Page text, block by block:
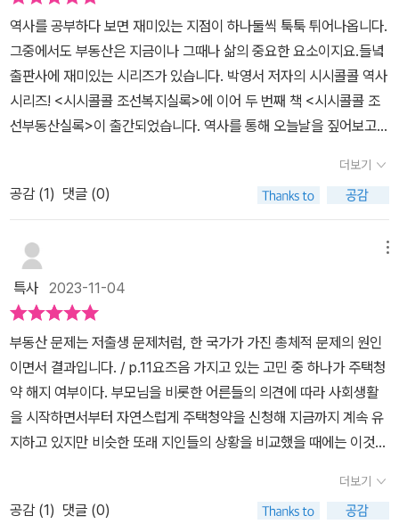
이 바뀐 것이다. 그리하여 약간의 '예외'를 허용한다. 그 약간의 예외
는 결국 토지개혁의 근간을 흔들게 된다. 서울의 사대부를 인정해야
한다는 방침이 예외로 인정되어 계속 세습이 이루어지고, 대토지를
소유한 자산가들은 관리에게 뇌물을 먹이고 면세 혜택을 받거나, 재
해를 입은 것처럼 서류를 조작해 최저 세액을 납부하는 걸로 정리하
기도 한다. 물론 그 해에 거둬야 할 세금의 양은 정해져있기에, 그에
대한 세금을 소규모 자영농들에게 전가시킨다. 결국 세금의 굴레를
벗어나지 못한 이들은 빗을 지게 되고 결국 갚지 못해서(이율 자체가
을 하는 경우도 있었는데, 간척 사업을 통해 땅을 만들어 이윤을 보기
도 한다. 아예 간척 사업을 하는 전문 가족기업도 있었다니 놀라울 따
름이다. 나라 입장에서도 땅을 넓히는 간척 사업을 좋게 보고 면세 혜
택을 주거나, 간척을 한 사람의 소유권을 일정 기간 인정해 주었다고
하니 어렵긴 해도 충분히 승산이 있는 사업임이 틀림없다.​ 그렇다면
집은 어떨까? 지금도 서울에 내 집 마련을 하려면 숨만 쉬고 모아도 2
0년이 걸린다는 말이 있다. 조선도 예외는 아니었다. 서울은 조선시
대부터 줄곧 수도였으니, 당시에도 한양에 집을 갖는 것은 쉽지 않았
이라고 불리는 것으로 공증이 된 집조차 빼앗기는 경우가 있었다고
역사를 공부하다 보면 재미있는 지점이 하나둘씩 툭툭 튀어나옵니다.
그중에서도 부동산은 지금이나 그때나 삶의 중요한 요소이지요.들녘
출판사에 재미있는 시리즈가 있습니다. 박영서 저자의 시시콜콜 역사
시리즈! <시시콜콜 조선복지실록>에 이어 두 번째 책 <시시콜콜 조
선부동산실록>이 출간되었습니다. 역사를 통해 오늘날을 짚어보고
동산 정책을 중심으로 상속, 조세, 화폐 정책까지 조선의 땅과 집과 관
련한 이슈를 총정리합니다.​​그런데 재미있게도 오늘날의 모습과 무척
닮아있다는 겁니다. 땅과 집을 건드리는 건 언제나 힘든 일입니다. 부
동산 문제는 국가의 총체적 난제이자 역사적 난제입니다.저자는 모든
의 몰락과 귀족들의 대토지 소유 때문입니다. 오늘날에도 서민은 내
집 하나 갖기 정말 힘들지만 누군가는 땅부자이고 갓물주로 삽니다.
다산 정약용조차 아이들에게 절대로 서울을 벗어나지 말라고 강조했
듯 부동산 불평등은 개혁되어야 한다는 걸 알면서도 내 집값은 올라
야 한다는 마인드를 갖고 있습니다.부동산 개혁은 언제나 국정 과제
입니다. 조선에서는 부동산 개혁을 위해 어떤 조치를 했을까요? 조선
의 땅과 집 이야기를 <시시콜콜 조선부동산실록>으로 만나보세요.​​이
땅의 토지는 왕의 것이었습니다. 사람들에게 나눠주는 대신 땅에 대
한 사용료인 세금이나 병역을 대가로 받습니다. 왕은 땅을 경영하는
더보기
공감 (1) 댓글 (0)
특사 2023-11-04
부동산 문제는 저출생 문제처럼, 한 국가가 가진 총체적 문제의 원인
이면서 결과입니다. / p.11​요즈음 가지고 있는 고민 중 하나가 주택청
약 해지 여부이다. 부모님을 비롯한 어른들의 의견에 따라 사회생활
을 시작하면서부터 자연스럽게 주택청약을 신청해 지금까지 계속 유
지하고 있지만 비슷한 또래 지인들의 상황을 비교했을 때에는 이것을
게 가장 큰 이유인데 신혼부부와 자녀를 두고 있는 가족들에게 집중
이 되어 있다 보니 이게 의미가 있을까 싶다.​이 책은 박영서 작가님의
더보기
공감 (1) 댓글 (0)